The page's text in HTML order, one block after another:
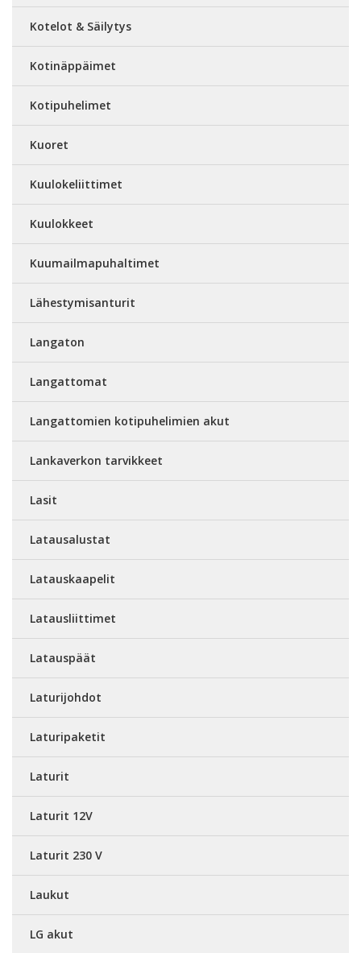
Kotelot & Säilytys
Kotinäppäimet
Kotipuhelimet
Kuoret
Kuulokeliittimet
Kuulokkeet
Kuumailmapuhaltimet
Lähestymisanturit
Langaton
Langattomat
Langattomien kotipuhelimien akut
Lankaverkon tarvikkeet
Lasit
Latausalustat
Latauskaapelit
Latausliittimet
Latauspäät
Laturijohdot
Laturipaketit
Laturit
Laturit 12V
Laturit 230 V
Laukut
LG akut